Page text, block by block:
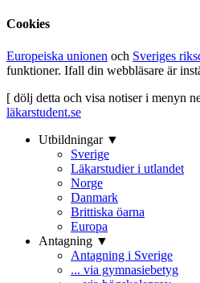
Cookies
Europeiska unionen och Sveriges
funktioner. Ifall din webbläsare är
[ dölj detta och visa notiser i menyn
läkarstudent.se
Utbildningar ▼
Sverige
Läkarstudier i utlandet
Norge
Danmark
Brittiska öarna
Europa
Antagning ▼
Antagning i Sverige
... via gymnasiebetyg